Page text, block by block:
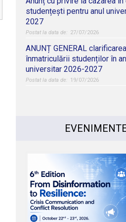
studențești pentru anul
2027
27/07/2026
ANUNȚ GENERAL clarificarea
înmatriculării studenților în
universitar 2026-2027
19/07/2026